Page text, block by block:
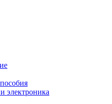
электроника